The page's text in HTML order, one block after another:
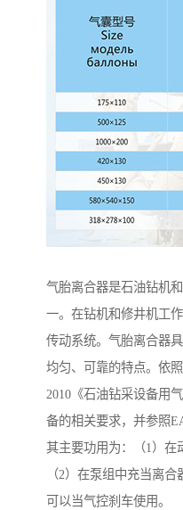
气胎离合器是石油钻机
一。在钻机和修井机工
传动系统。气胎离合器
均匀、可靠的特点。依
2010《石油钻采设备用
备的相关要求，并参照
其主要功用为：（1）在
（2）在泵组中充当离
可以当气控刹车使用。